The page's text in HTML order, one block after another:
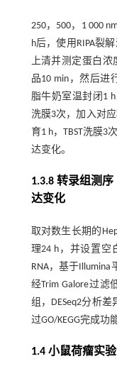
250，500，1 000
h后，使用RIPA裂
上清并测定蛋白
品10 min，然后进
脂牛奶室温封闭1
洗膜3次，加入对
育1 h，TBST洗膜
达变化。
1.3.8 转录组测
达变化
取对数生长期的
理24 h，并设置空
RNA，基于
经Trim Galore过滤
组，DESeq2分析
过GO/KEGG完成功
1.4 小鼠荷瘤实验